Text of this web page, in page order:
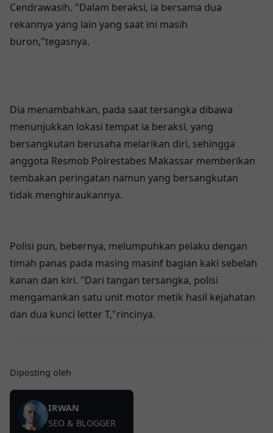
Cendrawasih. "Dalam beraksi, ia bersama dua
rekannya yang lain yang saat ini masih
buron,"tegasnya.
Dia menambahkan, pada saat tersangka dibawa
menunjukkan lokasi tempat ia beraksi, yang
bersangkutan berusaha melarikan diri, sehingga
anggota Resmob Polrestabes Makassar memberikan
tembakan peringatan namun yang bersangkutan
tidak menghiraukannya.
Polisi pun, bebernya, melumpuhkan pelaku dengan
timah panas pada masing masinf bagian kaki sebelah
kanan dan kiri. "Dari tangan tersangka, polisi
mengamankan satu unit motor metik hasil kejahatan
dan dua kunci letter T,"rincinya.
Diposting oleh
IRWAN
SEO & BLOGGER